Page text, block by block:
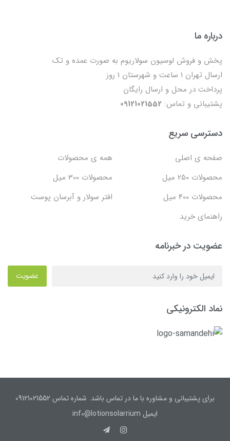
درباره ما
پخش و فروش لوسیون سولاریوم به صورت عمده و تک
ارسال تهران 1 ساعت و شهرستان 1 روز
پرداخت در محل و ارسال رایگان
پشتیبانی و تماس: 09121021552
دسترسی سریع
صفحه ی اصلی
همه ی محصولات
محصولات 250 میل
محصولات 300 میل
محصولات 400 میل
افتر سولار و آبرسان پوست
راهنمای خرید
عضویت در خبرنامه
عضویت
نماد الکترونیکی
برای پشتیبانی و مشاوره با ما در تماس باشد. شماره تماس 09121021552
ایمیل inf0@lotionsolarrium